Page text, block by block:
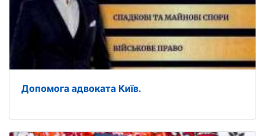
Допомога адвоката Київ.